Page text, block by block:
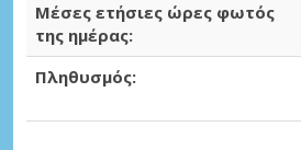
Μέσες ετήσιες ώρες φωτός
της ημέρας:
Πληθυσμός: